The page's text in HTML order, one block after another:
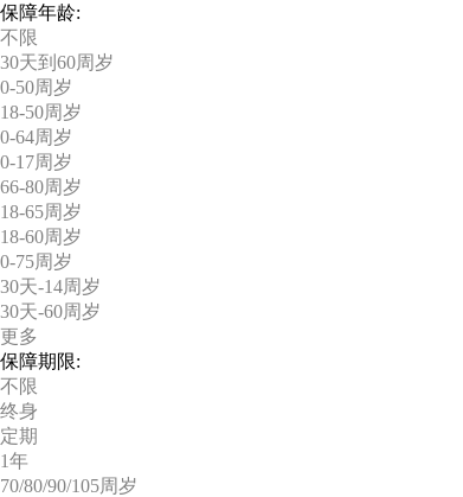
保障年龄:
不限
30天到60周岁
0-50周岁
18-50周岁
0-64周岁
0-17周岁
66-80周岁
18-65周岁
18-60周岁
0-75周岁
30天-14周岁
30天-60周岁
更多
保障期限:
不限
终身
定期
1年
70/80/90/105周岁